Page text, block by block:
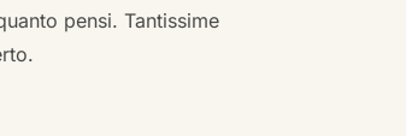
pensi. Tantissime